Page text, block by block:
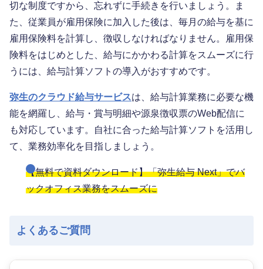
切な制度ですから、忘れずに手続きを行いましょう。ま
た、従業員が雇用保険に加入した後は、毎月の給与を基に
雇用保険料を計算し、徴収しなければなりません。雇用保
険料をはじめとした、給与にかかわる計算をスムーズに行
うには、給与計算ソフトの導入がおすすめです。
弥生のクラウド給与サービスは、給与計算業務に必要な機
能を網羅し、給与・賞与明細や源泉徴収票のWeb配信に
も対応しています。自社に合った給与計算ソフトを活用し
て、業務効率化を目指しましょう。
【無料で資料ダウンロード】「弥生給与 Next」でバ
ックオフィス業務をスムーズに
よくあるご質問